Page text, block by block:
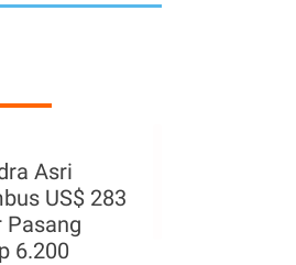
LQ45 632 -1,53
Asri
US$ 283
Pasang
6.200